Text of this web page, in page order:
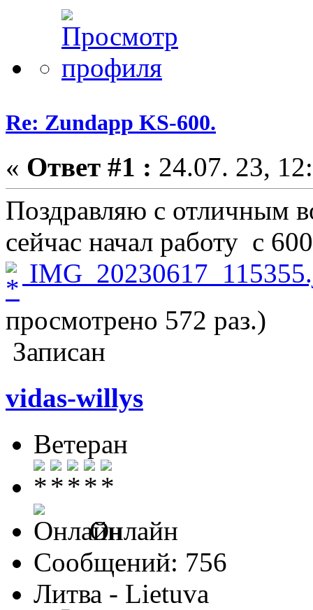
Re: Zundapp KS-600.
« Ответ #1 : 24.07. 23,
Поздравляю с отличным
сейчас начал работу с
просмотрено 572 раз.)
Записан
vidas-willys
Ветеран
Онлайн
Сообщений: 756
Литва - Lietuva